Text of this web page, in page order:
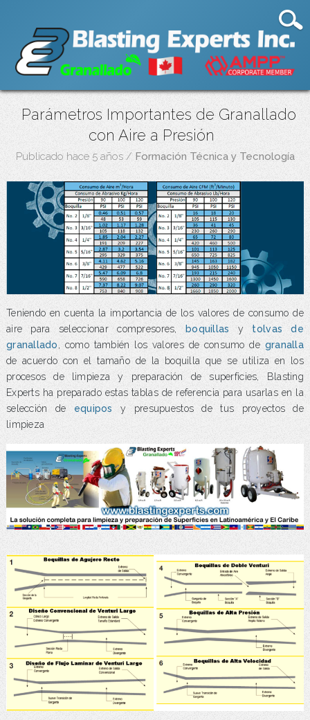
Parámetros Importantes de Granallado
con Aire a Presión
Publicado hace 5 años/ Formación Técnica y Tecnología
Teniendo en cuenta la importancia de los valores de consumo de
aire para seleccionar compresores,
boquillas y tolvas de
granallado, como también los valores de consumo de granalla
de acuerdo con el tamaño de la boquilla que se utiliza en los
procesos de limpieza y preparación de superficies, Blasting
Experts ha preparado estas tablas de referencia para usarlas en la
selección de equipos
y presupuestos de tus proyectos de
limpieza